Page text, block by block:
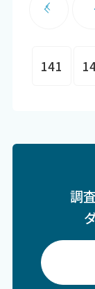
141
調